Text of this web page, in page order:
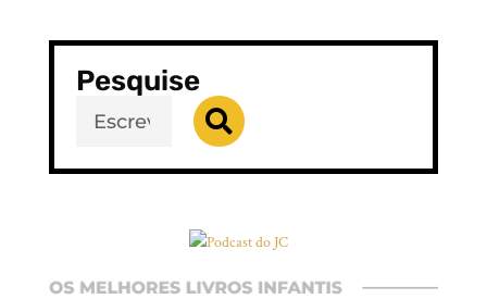
Pesquise